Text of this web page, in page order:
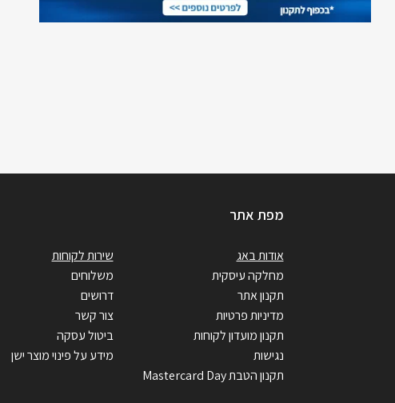
מפת אתר
אודות באג
מחלקה עיסקית
תקנון אתר
מדיניות פרטיות
תקנון מועדון לקוחות
נגישות
תקנון הטבת Mastercard Day
שירות לקוחות
משלוחים
דרושים
צור קשר
ביטול עסקה
מידע על פינוי מוצר ישן